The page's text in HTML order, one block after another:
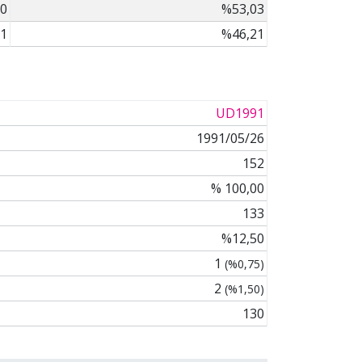
%53,03
%46,21
UD1991
1991/05/26
152
% 100,00
133
%12,50
1 (%0,75)
2 (%1,50)
130